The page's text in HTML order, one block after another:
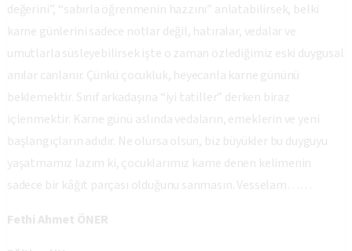
değerini”, “sabırla öğrenmenin hazzını” anlatabilirsek, belki
karne günlerini sadece notlar değil, hatıralar, vedalar ve
umutlarla süsleyebilirsek işte o zaman özlediğimiz eski duygusal
anılar canlanır. Çünkü çocukluk, heyecanla karne gününü
beklemektir. Sınıf arkadaşına “iyi tatiller” derken biraz
içlenmektir. Karne günü aslında vedaların, emeklerin ve yeni
başlangıçların adıdır. Ne olursa olsun, biz büyükler bu duyguyu
yaşatmamız lazım ki, çocuklarımız karne denen kelimenin
sadece bir kâğıt parçası olduğunu sanmasın. Vesselam……
Fethi Ahmet ÖNER